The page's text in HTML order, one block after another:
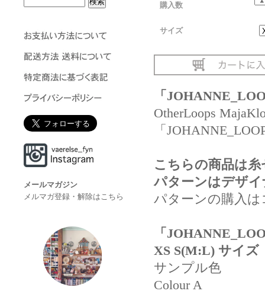
メールマガジン
メルマガ登録・解除はこちら
購入数
サイズ
「
OtherLoops
「
こちらの商品は
パターンはデザ
パターンの購入
「
XS S(M:L) サイズ
サンプル色
Colour A